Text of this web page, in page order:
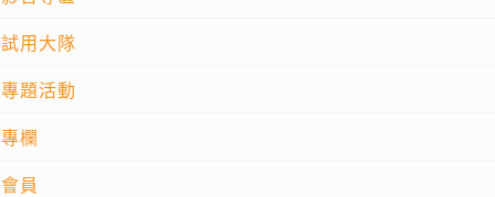
試用大隊
專題活動
專欄
會員